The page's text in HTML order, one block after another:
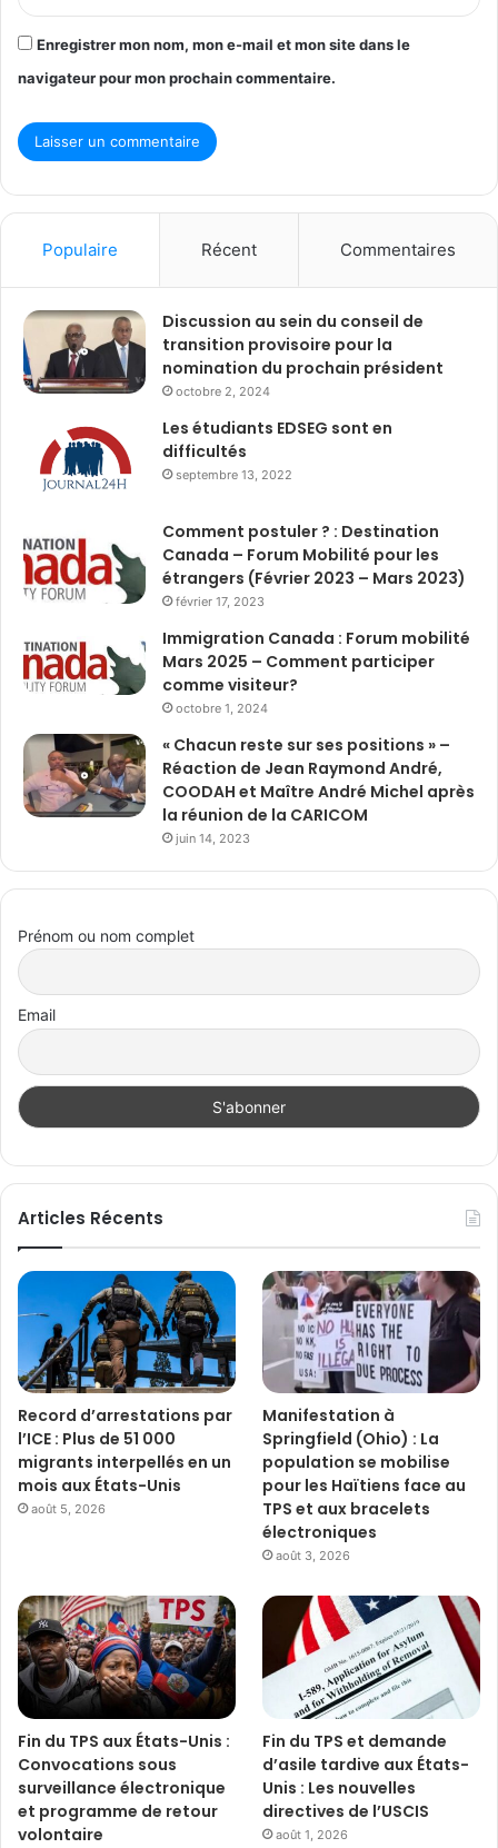
Enregistrer mon nom, mon e-mail et mon site dans le
navigateur pour mon prochain commentaire.
Populaire Récent Commentaires
Discussion au sein du conseil de
transition provisoire pour la
nomination du prochain président
octobre 2, 2024
Les étudiants EDSEG sont en
difficultés
septembre 13, 2022
Comment postuler ? : Destination
Canada – Forum Mobilité pour les
étrangers (Février 2023 – Mars 2023)
février 17, 2023
Immigration Canada : Forum mobilité
Mars 2025 – Comment participer
comme visiteur?
octobre 1, 2024
« Chacun reste sur ses positions » –
Réaction de Jean Raymond André,
COODAH et Maître André Michel après
la réunion de la CARICOM
juin 14, 2023
Prénom ou nom complet
Email
Articles Récents
Record d’arrestations par
l’ICE : Plus de 51 000
migrants interpellés en un
mois aux États-Unis
août 5, 2026
Manifestation à
Springfield (Ohio) : La
population se mobilise
pour les Haïtiens face au
TPS et aux bracelets
électroniques
août 3, 2026
Fin du TPS aux États-Unis :
Convocations sous
surveillance électronique
et programme de retour
volontaire
Fin du TPS et demande
d’asile tardive aux États-
Unis : Les nouvelles
directives de l’USCIS
août 1, 2026